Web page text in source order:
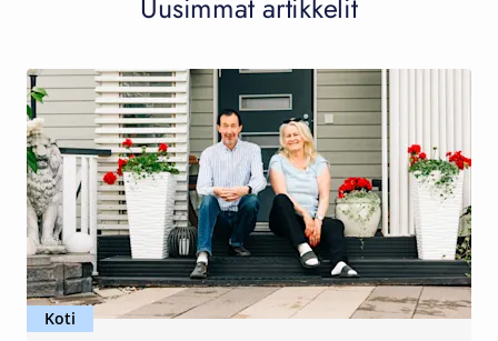
Uusimmat artikkelit
Koti